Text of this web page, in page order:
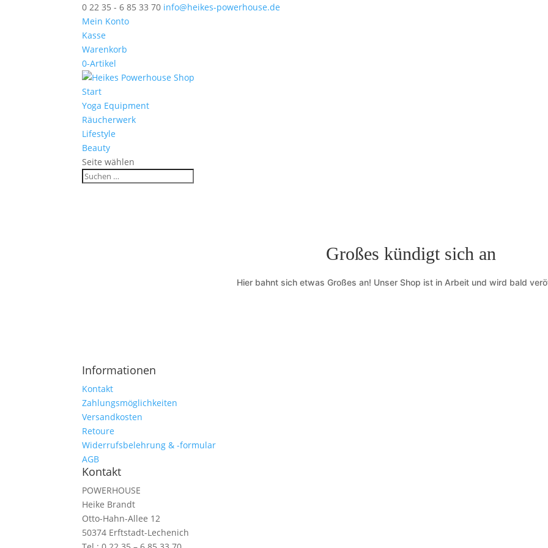
0 22 35 - 6 85 33 70 info@heikes-powerhouse.de
Mein Konto
Kasse
Warenkorb
0-Artikel
Start
Yoga Equipment
Räucherwerk
Lifestyle
Beauty
Seite wählen
Großes kündigt sich an
Hier bahnt sich etwas Großes an! Unser Shop ist in Arbeit und wird bald
Informationen
Kontakt
Zahlungsmöglichkeiten
Versandkosten
Retoure
Widerrufsbelehrung & -formular
AGB
Kontakt
POWERHOUSE
Heike Brandt
Otto-Hahn-Allee 12
50374 Erftstadt-Lechenich